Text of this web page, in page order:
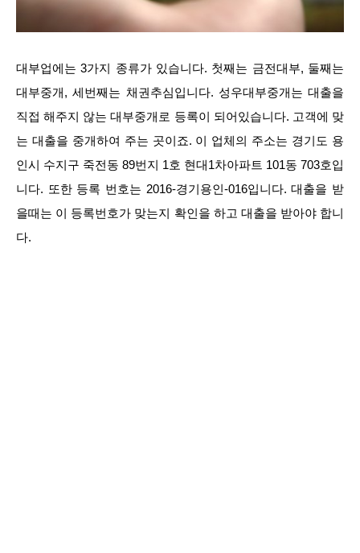
대부업에는 3가지 종류가 있습니다. 첫째는 금전대부, 둘째는
대부중개, 세번째는 채권추심입니다. 성우대부중개는 대출을
직접 해주지 않는 대부중개로 등록이 되어있습니다. 고객에 맞
는 대출을 중개하여 주는 곳이죠. 이 업체의 주소는 경기도 용
인시 수지구 죽전동 89번지 1호 현대1차아파트 101동 703호입
니다. 또한 등록 번호는 2016-경기용인-016입니다. 대출을 받
을때는 이 등록번호가 맞는지 확인을 하고 대출을 받아야 합니
다.